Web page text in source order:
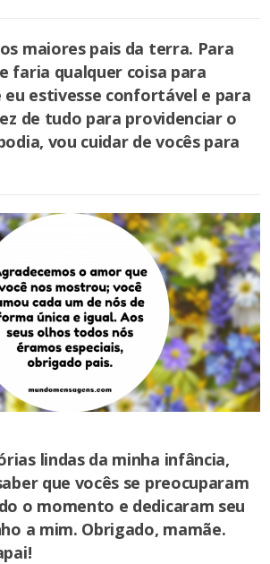
maiores pais da terra. Para
faria qualquer coisa para
estivesse confortável e para
de tudo para providenciar o
vou cuidar de vocês para
lindas da minha infância,
que vocês se preocuparam
o momento e dedicaram seu
a mim. Obrigado, mamãe.